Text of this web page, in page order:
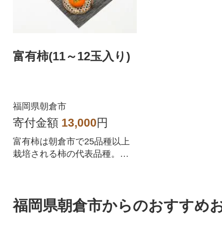
富有柿(11～12玉入り)
福岡県朝倉市
寄付金額 13,000円
富有柿は朝倉市で25品種以上
栽培される柿の代表品種。甘
福岡県朝倉市からのおすすめ